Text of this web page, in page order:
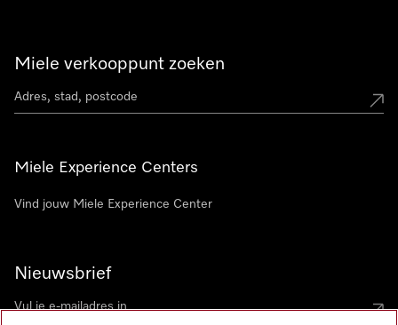
Miele verkooppunt zoeken
Miele Experience Centers
Vind jouw Miele Experience Center
Nieuwsbrief